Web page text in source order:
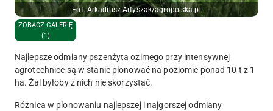
Fot. Arkadiusz Artyszak/agropolska.pl
ZOBACZ GALERIĘ
(1)
Najlepsze odmiany pszenżyta ozimego przy intensywnej
agrotechnice są w stanie plonować na poziomie ponad 10 t z 1
ha. Żal byłoby z nich nie skorzystać.
Różnica w plonowaniu najlepszej i najgorszej odmiany